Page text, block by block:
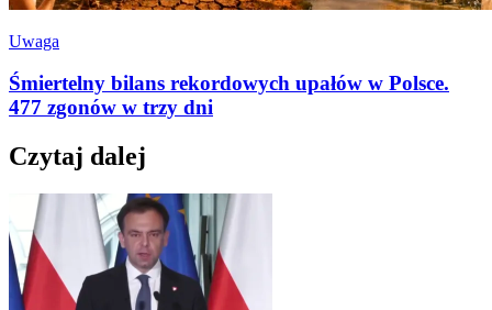
Uwaga
Śmiertelny bilans rekordowych upałów w Polsce.
477 zgonów w trzy dni
Czytaj dalej